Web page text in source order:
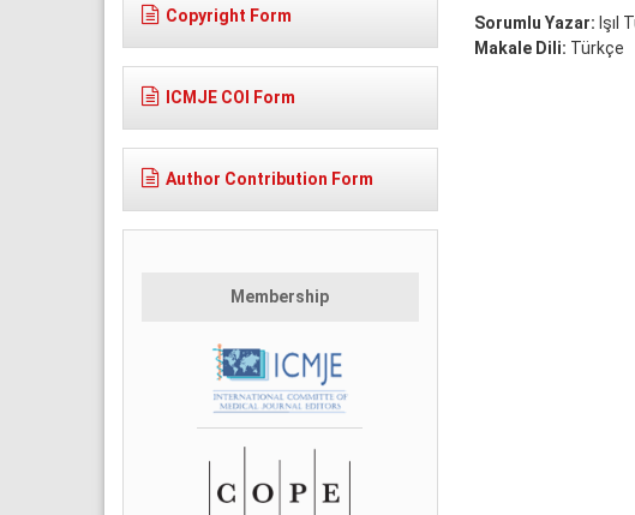
Copyright Form
ICMJE COI Form
Author Contribution Form
Membership
Sorumlu Yazar: Işıl
Makale Dili: Türkçe